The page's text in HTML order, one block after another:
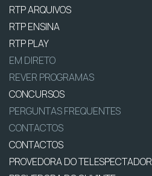
RTP ARQUIVOS
RTP ENSINA
RTP PLAY
EM DIRETO
REVER PROGRAMAS
CONCURSOS
PERGUNTAS FREQUENTES
CONTACTOS
CONTACTOS
PROVEDORA DO TELESPECTADOR